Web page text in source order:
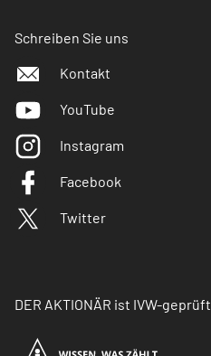
Schreiben Sie uns
Kontakt
YouTube
Instagram
Facebook
Twitter
DER AKTIONÄR ist IVW-geprüft